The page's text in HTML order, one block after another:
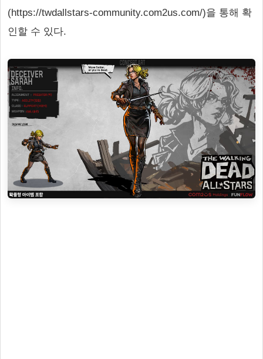
(https://twdallstars-community.com2us.com/)을 통해 확
인할 수 있다.